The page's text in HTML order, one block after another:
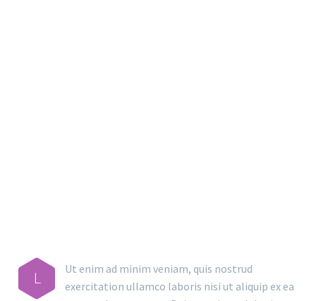
L
Ut enim ad minim veniam, quis nostrud
exercitation ullamco laboris nisi ut aliquip ex ea